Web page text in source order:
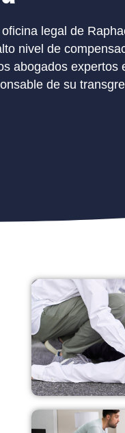
legal de
nivel de
abogados
de su